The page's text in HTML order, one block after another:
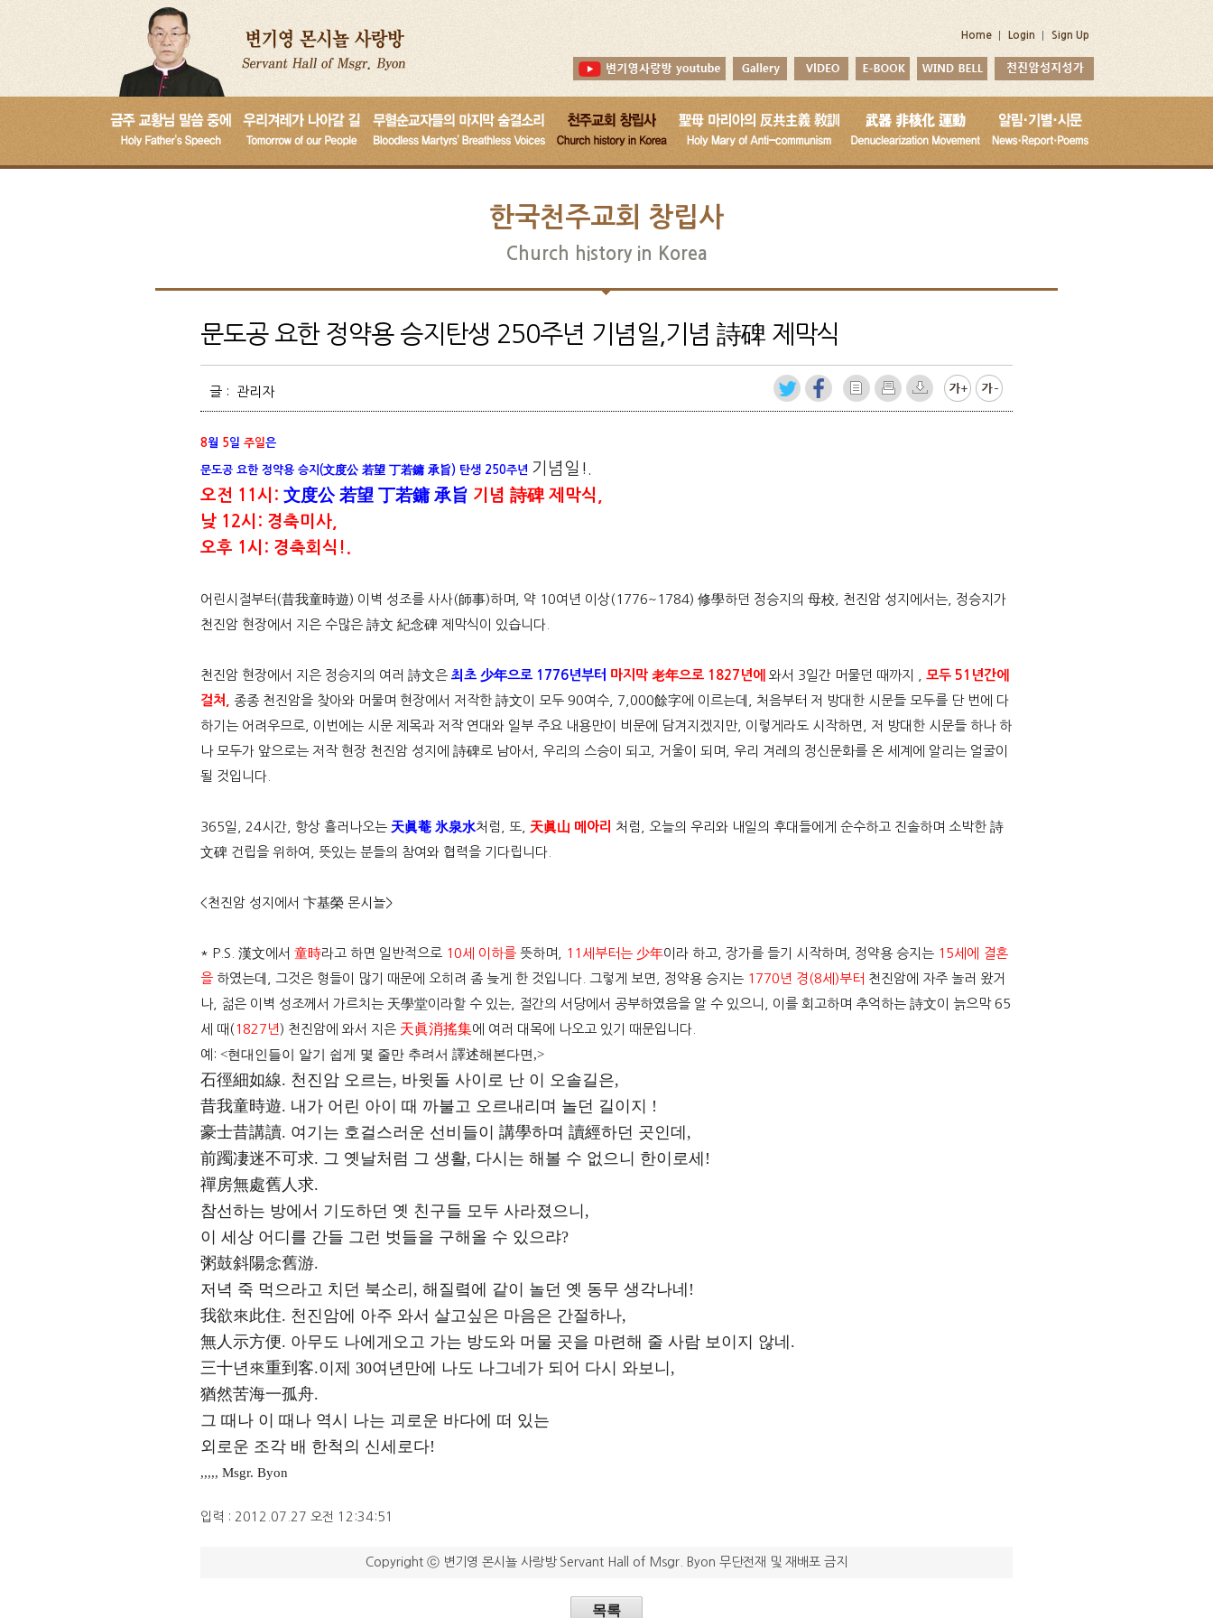
Home Login Sign Up
한국천주교회 창립사
Church history in Korea
문도공 요한 정약용 승지탄생 250주년 기념일,기념 詩碑 제막식
글 : 관리자
8월 5일 주일은
문도공 요한 정약용 승지(文度公 若望 丁若鏞 承旨) 탄생 250주년 기념일!.
오전 11시: 文度公 若望 丁若鏞 承旨 기 념 詩碑 제막식,
낮 12시: 경축미사,
오후 1시: 경축회식!.
어린시절부터(昔我童時遊) 이벽 성조를 사사(師事)하며, 약 10여년 이상(1776~1784) 修學하던 정승지의 母校, 천진암 성지에서는, 정승지가
천진암 현장에서 지은 수많은 詩文 紀念碑 제막식이 있습니다.
천진암 현장에서 지은 정승지의 여러 詩文은 최초 少年으로 1776년부터 마지막 老年으로 1827년에 와서 3일간 머물던 때까지 , 모두 51년간에
걸쳐, 종종 천진암을 찾아와 머물며 현장에서 저작한 詩文이 모두 90여수, 7,000餘字에 이르는데, 처음부터 저 방대한 시문들 모두를 단 번에 다
하기는 어려우므로, 이번에는 시문 제목과 저작 연대와 일부 주요 내용만이 비문에 담겨지겠지만, 이렇게라도 시작하면, 저 방대한 시문들 하나 하
나 모두가 앞으로는 저작 현장 천진암 성지에 詩碑로 남아서, 우리의 스승이 되고, 거울이 되며, 우리 겨레의 정신문화를 온 세계에 알리는 얼굴이
될 것입니다.
365일, 24시간, 항상 흘러나오는 天眞菴 氷泉水처럼, 또, 天眞山 메아리 처럼, 오늘의 우리와 내일의 후대들에게 순수하고 진솔하며 소박한 詩
文碑 건립을 위하여, 뜻있는 분들의 참여와 협력을 기다립니다.
<천진암 성지에서 卞基榮 몬시뇰>
* P.S. 漢文에서 童時라고 하면 일반적으로 10세 이하를 뜻하며, 11세부터는 少年이라 하고, 장가를 들기 시작하며, 정약용 승지는 15세에 결혼
을 하였는데, 그것은 형들이 많기 때문에 오히려 좀 늦게 한 것입니다. 그렇게 보면, 정약용 승지는 1770년 경(8세)부터 천진암에 자주 놀러 왔거
나, 젊은 이벽 성조께서 가르치는 天學堂이라할 수 있는, 절간의 서당에서 공부하였음을 알 수 있으니, 이를 회고하며 추억하는 詩文이 늙으막 65
세 때( 1827년 ) 천진암에 와서 지은 天眞消搖集에 여러 대목에 나오고 있기 때문입니다.
예: <현대인들이 알기 쉽게 몇 줄만 추려서 譯述해본다면,>
石徑細如線. 천진암 오르는, 바윗돌 사이로 난 이 오솔길은,
昔我童時遊. 내가 어린 아이 때 까불고 오르내리며 놀던 길이지 !
豪士昔講讀. 여기는 호걸스러운 선비들이 講學하며 讀經하던 곳인데,
前躅凄迷不可求. 그 옛날처럼 그 생활, 다시는 해볼 수 없으니 한이로세!
禪房無處舊人求.
참선하는 방에서 기도하던 옛 친구들 모두 사라졌으니,
이 세상 어디를 간들 그런 벗들을 구해올 수 있으랴?
粥鼓斜陽念舊游.
저녁 죽 먹으라고 치던 북소리, 해질렼에 같이 놀던 옛 동무 생각나네!
我欲來此住. 천진암에 아주 와서 살고싶은 마음은 간절하나,
無人示方便. 아무도 나에게오고 가는 방도와 머물 곳을 마련해 줄 사람 보이지 않네.
三十년來重到客.이제 30여년만에 나도 나그네가 되어 다시 와보니,
猶然苦海一孤舟.
그 때나 이 때나 역시 나는 괴로운 바다에 떠 있는
외로운 조각 배 한척의 신세로다!
,,,,, Msgr. Byon
입력 : 2012.07.27 오전 12:34:51
Copyright ⓒ 변기영 몬시뇰 사랑방 Servant Hall of Msgr. Byon 무단전재 및 재배포 금지